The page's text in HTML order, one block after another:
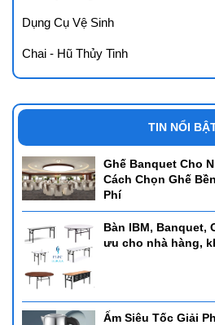
Dụng Cụ Vệ Sinh
Chai - Hũ Thủy Tinh
TIN NỔI
Ghế Banquet Cho
Cách Chọn Ghế
Phí
Bàn IBM, Banquet,
ưu cho nhà hàng,
Ấm Siêu Tốc Giải